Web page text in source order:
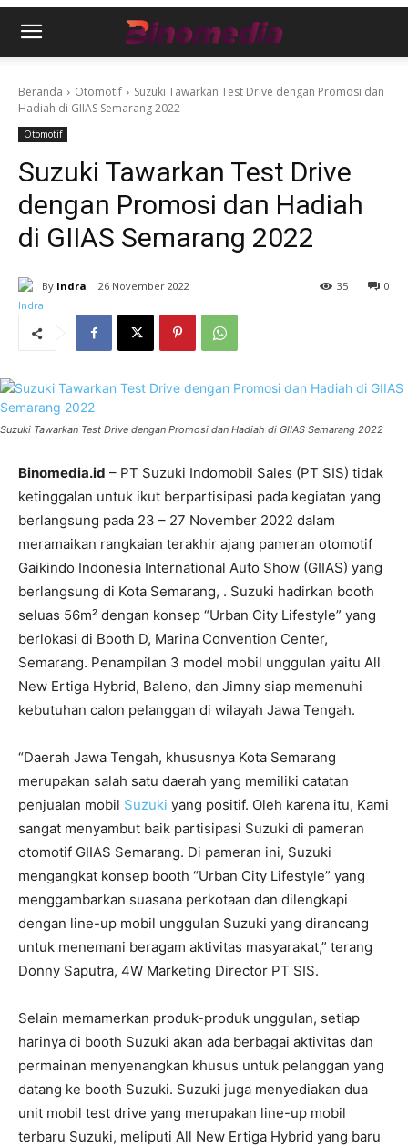
Beranda Otomotif
Suzuki Tawarkan Test Drive dengan Promosi dan
Hadiah di GIIAS Semarang 2022
Otomotif
Suzuki Tawarkan Test Drive
dengan Promosi dan Hadiah
di GIIAS Semarang 2022
By Indra 26 November 2022 0
35
Suzuki Tawarkan Test Drive dengan Promosi dan Hadiah di GIIAS Semarang 2022
Binomedia.id – PT Suzuki Indomobil Sales (PT SIS) tidak
ketinggalan untuk ikut berpartisipasi pada kegiatan yang
berlangsung pada 23 – 27 November 2022 dalam
meramaikan rangkaian terakhir ajang pameran otomotif
Gaikindo Indonesia International Auto Show (GIIAS) yang
berlangsung di Kota Semarang, . Suzuki hadirkan booth
seluas 56m² dengan konsep “Urban City Lifestyle” yang
berlokasi di Booth D, Marina Convention Center,
Semarang. Penampilan 3 model mobil unggulan yaitu All
New Ertiga Hybrid, Baleno, dan Jimny siap memenuhi
kebutuhan calon pelanggan di wilayah Jawa Tengah.
“Daerah Jawa Tengah, khususnya Kota Semarang
merupakan salah satu daerah yang memiliki catatan
penjualan mobil Suzuki yang positif. Oleh karena itu, Kami
sangat menyambut baik partisipasi Suzuki di pameran
otomotif GIIAS Semarang. Di pameran ini, Suzuki
mengangkat konsep booth “Urban City Lifestyle” yang
menggambarkan suasana perkotaan dan dilengkapi
dengan line-up mobil unggulan Suzuki yang dirancang
untuk menemani beragam aktivitas masyarakat,” terang
Donny Saputra, 4W Marketing Director PT SIS.
Selain memamerkan produk-produk unggulan, setiap
harinya di booth Suzuki akan ada berbagai aktivitas dan
permainan menyenangkan khusus untuk pelanggan yang
datang ke booth Suzuki. Suzuki juga menyediakan dua
unit mobil test drive yang merupakan line-up mobil
terbaru Suzuki, meliputi All New Ertiga Hybrid yang baru